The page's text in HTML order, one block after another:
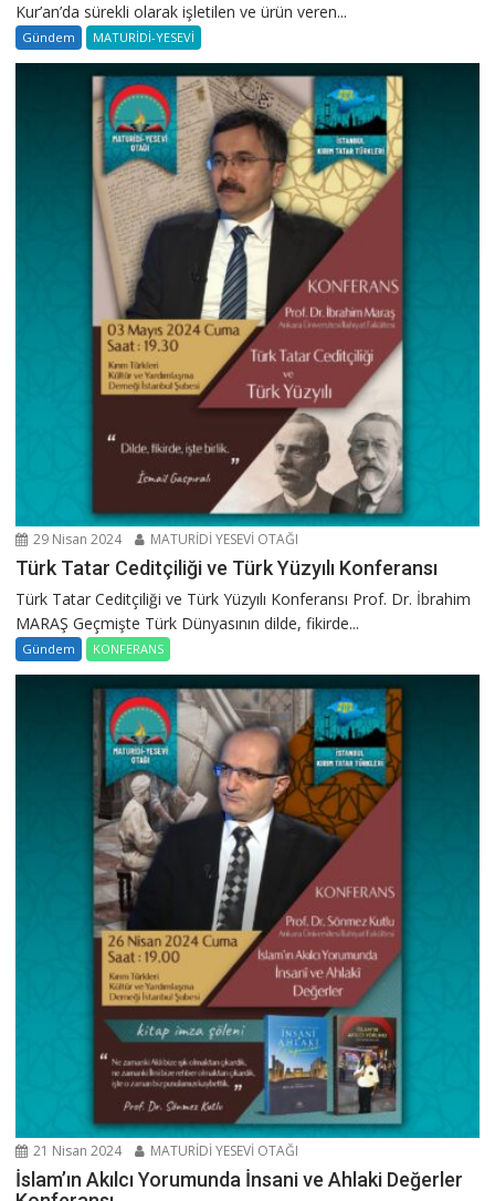
Kur’an’da sürekli olarak işletilen ve ürün veren...
Gündem MATURİDİ-YESEVİ
29 Nisan 2024 MATURİDİ YESEVİ OTAĞI
Türk Tatar Ceditçiliği ve Türk Yüzyılı Konferansı
Türk Tatar Ceditçiliği ve Türk Yüzyılı Konferansı Prof. Dr. İbrahim
MARAŞ Geçmişte Türk Dünyasının dilde, fikirde...
Gündem KONFERANS
21 Nisan 2024 MATURİDİ YESEVİ OTAĞI
İslam’ın Akılcı Yorumunda İnsani ve Ahlaki Değerler